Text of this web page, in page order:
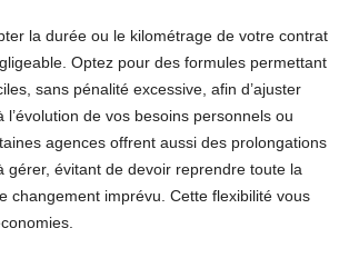
la durée ou le kilométrage de votre contrat
Optez pour des formules permettant
sans pénalité excessive, afin d’ajuster
de vos besoins personnels ou
agences offrent aussi des prolongations
gérer, évitant de devoir reprendre toute la
changement imprévu. Cette flexibilité vous